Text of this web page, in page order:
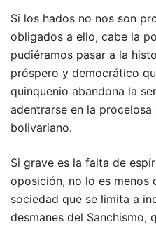
Si los hados no nos son
obligados a ello, cabe la
pudiéramos pasar a la
próspero y democrático
quinquenio abandona la
adentrarse en la
bolivariano.
Si grave es la falta de
oposición, no lo es menos
sociedad que se limita a
desmanes del Sanchismo,